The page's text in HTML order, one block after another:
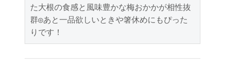
た大根の食感と風味豊かな梅おかかが相性抜
群◎あと一品欲しいときや箸休めにもぴった
りです！